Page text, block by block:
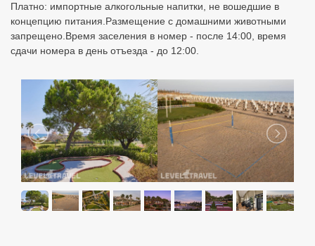
Платно: импортные алкогольные напитки, не вошедшие в
концепцию питания. ​Размещение с домашними животными
запрещено. ​​​​Время заселения в номер - после 14:00, время
сдачи номера в день отъезда - до 12:00.